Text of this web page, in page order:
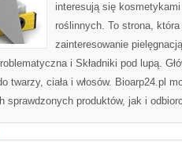
interesują się
roślinnych. To strona,
zainteresowanie
i Składniki pod lupą.
twarzy, ciała i włosów. Bioarp24.pl
sprawdzonych produktów, jak i